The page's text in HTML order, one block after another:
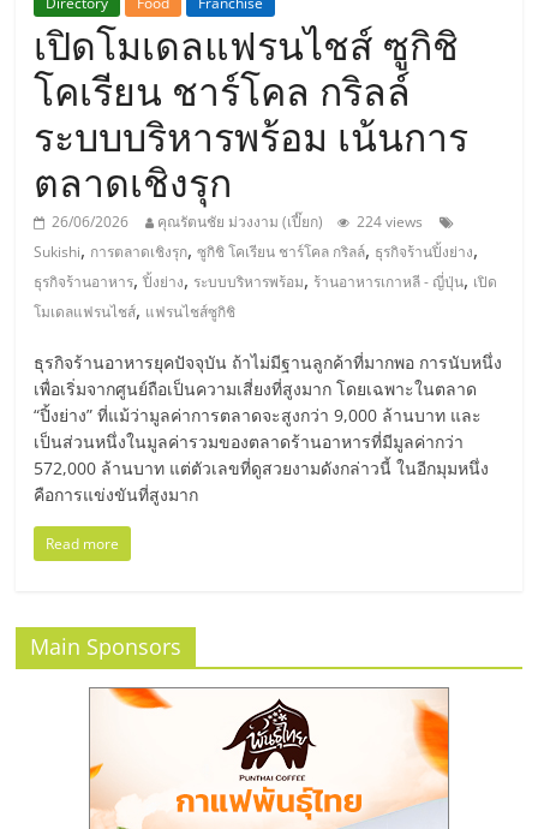
เอ
ส
เอ็
มอี
ไทย,
SMEs,
แฟ
รน
ที่
ปรึกษา
แฟ
เปิดโมเดลแฟรนไชส์ ซูกิชิ
โคเรียน ชาร์โคล กริลล์
ระบบบริหารพร้อม เน้นการ
ตลาดเชิงรุก
26/06/2026 คุณรัตนชัย ม่วงงาม (เปี๊ยก)
224 views
Sukishi, การตลาดเชิงรุก,ซูกิชิ โคเรียน ชาร์โคล กริลล์, ธุรกิจร้านปิ้งย่าง,
ธุรกิจร้านอาหาร,ปิ้งย่าง, ระบบบริหารพร้อม, ร้านอาหารเกาหลี - ญี่ปุ่น, เปิด
โมเดลแฟรนไชส์, แฟรนไชส์ซูกิชิ
ธุรกิจร้านอาหารยุคปัจจุบัน ถ้าไม่มีฐานลูกค้าที่มากพอ การนับหนึ่ง
เพื่อเริ่มจากศูนย์ถือเป็นความเสี่ยงที่สูงมาก โดยเฉพาะในตลาด
“ปิ้งย่าง” ที่แม้ว่ามูลค่าการตลาดจะสูงกว่า 9,000 ล้านบาท และ
เป็นส่วนหนึ่งในมูลค่ารวมของตลาดร้านอาหารที่มีมูลค่ากว่า
572,000 ล้านบาท แต่ตัวเลขที่ดูสวยงามดังกล่าวนี้ ในอีกมุมหนึ่ง
คือการแข่งขันที่สูงมาก
Read more
Main Sponsors